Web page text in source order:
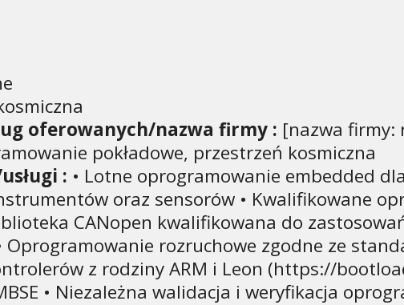
oferowanych/nazwa firmy : [nazwa firmy:
pokładowe, przestrzeń kosmiczna
: • Lotne oprogramowanie embedded
oraz sensorów • Kwalifikowane
CANopen kwalifikowana do
rozruchowe zgodne ze
z rodziny ARM i Leon (https://
• Niezależna walidacja i weryfikacja